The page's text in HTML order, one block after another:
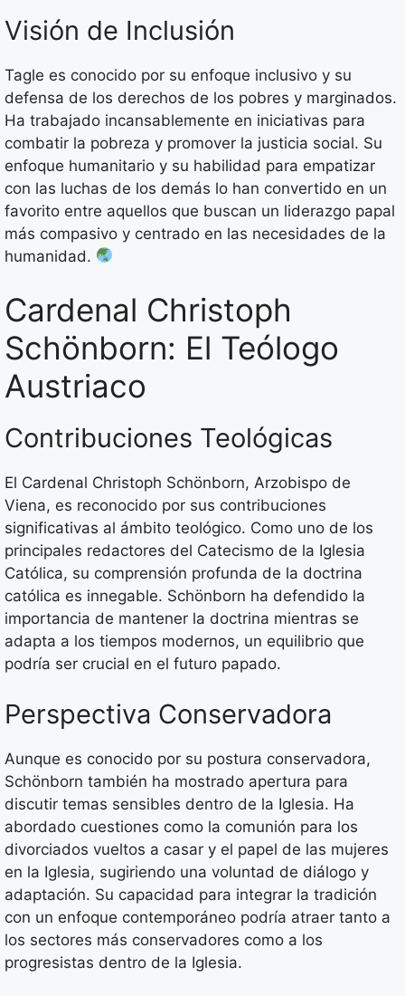
Visión de Inclusión
Tagle es conocido por su enfoque inclusivo y su
defensa de los derechos de los pobres y marginados.
Ha trabajado incansablemente en iniciativas para
combatir la pobreza y promover la justicia social. Su
enfoque humanitario y su habilidad para empatizar
con las luchas de los demás lo han convertido en un
favorito entre aquellos que buscan un liderazgo papal
más compasivo y centrado en las necesidades de la
humanidad.
Cardenal Christoph
Schönborn: El Teólogo
Austriaco
Contribuciones Teológicas
El Cardenal Christoph Schönborn, Arzobispo de
Viena, es reconocido por sus contribuciones
significativas al ámbito teológico. Como uno de los
principales redactores del Catecismo de la Iglesia
Católica, su comprensión profunda de la doctrina
católica es innegable. Schönborn ha defendido la
importancia de mantener la doctrina mientras se
adapta a los tiempos modernos, un equilibrio que
podría ser crucial en el futuro papado.
Perspectiva Conservadora
Aunque es conocido por su postura conservadora,
Schönborn también ha mostrado apertura para
discutir temas sensibles dentro de la Iglesia. Ha
abordado cuestiones como la comunión para los
divorciados vueltos a casar y el papel de las mujeres
en la Iglesia, sugiriendo una voluntad de diálogo y
adaptación. Su capacidad para integrar la tradición
con un enfoque contemporáneo podría atraer tanto a
los sectores más conservadores como a los
progresistas dentro de la Iglesia.